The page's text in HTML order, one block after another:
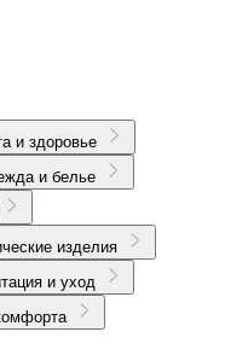
и здоровье
и белье
изделия
и уход